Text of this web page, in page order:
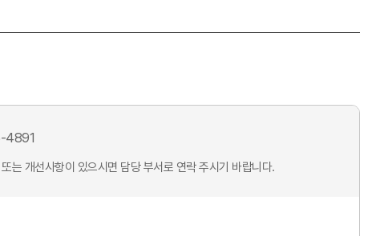
4891
는 개선사항이 있으시면 담당 부서로 연락 주시기 바랍니다.